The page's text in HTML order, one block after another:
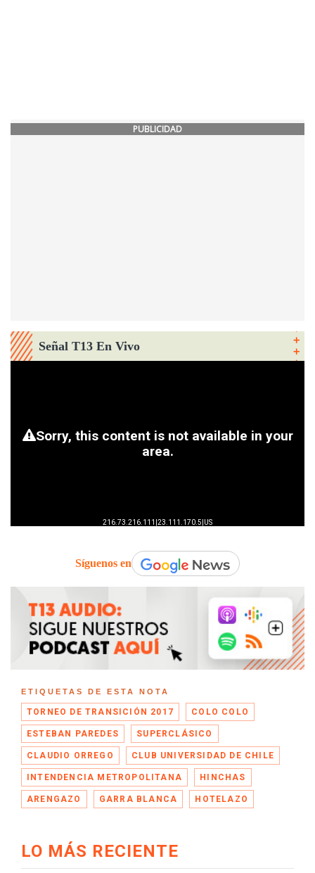
PUBLICIDAD
Señal T13 En Vivo
Síguenos en
ETIQUETAS DE ESTA NOTA
TORNEO DE TRANSICIÓN 2017 COLO COLO
ESTEBAN PAREDES SUPERCLÁSICO
CLAUDIO ORREGO CLUB UNIVERSIDAD DE CHILE
INTENDENCIA METROPOLITANA HINCHAS
ARENGAZO GARRA BLANCA HOTELAZO
LO MÁS RECIENTE